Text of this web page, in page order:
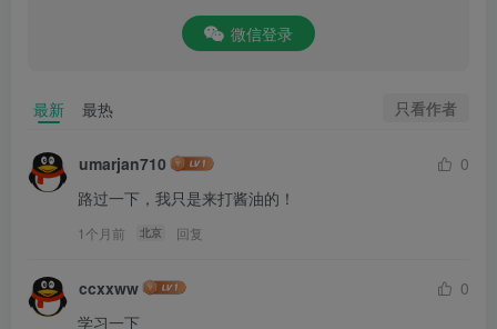
微信登录
最新 最热 只看作者
umarjan710
0
路过一下，我只是来打酱油的！
1个月前 北京 回复
ccxxww
0
学习一下